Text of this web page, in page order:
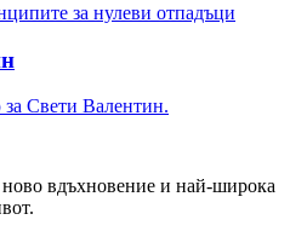
за нулеви отпадъци
Свети Валентин.
ново вдъхновение и най-широка